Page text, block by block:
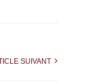
SUIVANT